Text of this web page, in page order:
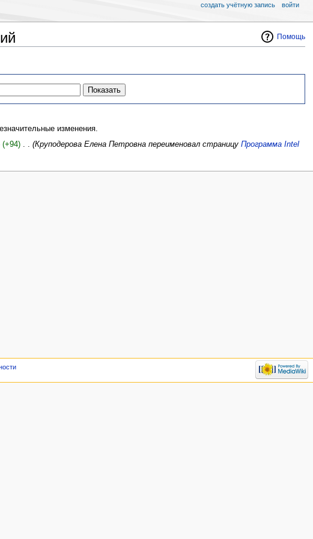
Помощь
изменения.
(+94)‎ . . (Круподерова Елена Петровна переименовал страницу Программа Intel
создать учётную запись войти